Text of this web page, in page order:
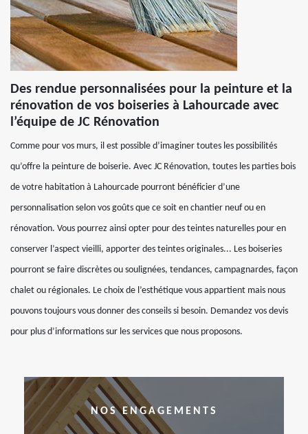
Des rendue personnalisées pour la peinture et la
rénovation de vos boiseries à Lahourcade avec
l’équipe de JC Rénovation
Comme pour vos murs, il est possible d’imaginer toutes les possibilités
qu’offre la peinture de boiserie. Avec JC Rénovation, toutes les parties bois
de votre habitation à Lahourcade pourront bénéficier d’une
personnalisation selon vos goûts que ce soit en chantier neuf ou en
rénovation. Vous pourrez ainsi opter pour des teintes naturelles pour en
conserver l’aspect vieilli, apporter des teintes originales... Les boiseries
pourront se faire discrètes ou soulignées, tendances, campagnardes, façon
chalet ou régionales. Le choix de l’esthétique vous appartient mais nous
pouvons toujours vous donner des conseils si besoin. Demandez vos devis
pour plus d’informations sur les services que nous proposons.
NOS ENGAGEMENTS